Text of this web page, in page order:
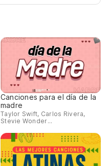
Canciones para el día de la
madre
Taylor Swift, Carlos Rivera,
Stevie Wonder...